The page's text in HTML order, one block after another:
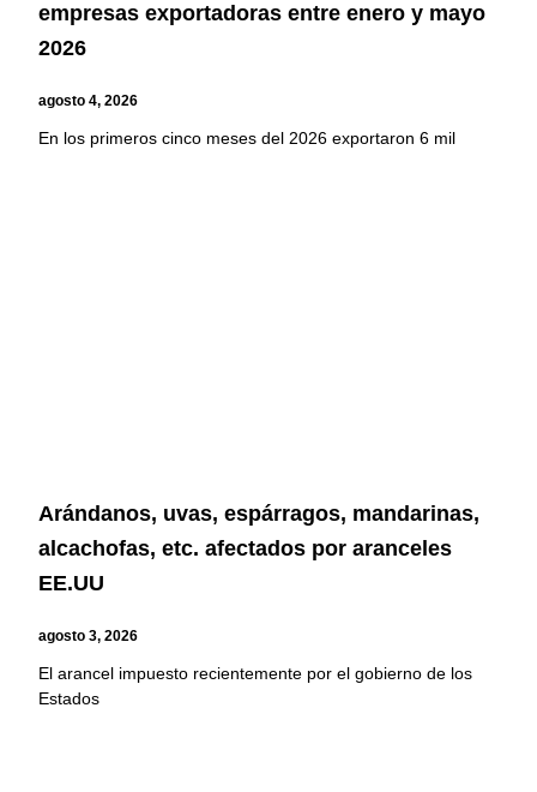
empresas exportadoras entre enero y mayo
2026
agosto 4, 2026
En los primeros cinco meses del 2026 exportaron 6 mil
Arándanos, uvas, espárragos, mandarinas,
alcachofas, etc. afectados por aranceles
EE.UU
agosto 3, 2026
El arancel impuesto recientemente por el gobierno de los
Estados